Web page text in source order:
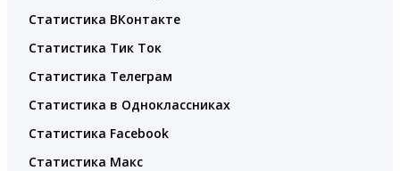
Статистика ВКонтакте
Статистика Тик Ток
Статистика Телеграм
Статистика в Одноклассниках
Статистика Facebook
Статистика Макс